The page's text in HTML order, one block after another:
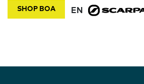
SHOP BOA EN